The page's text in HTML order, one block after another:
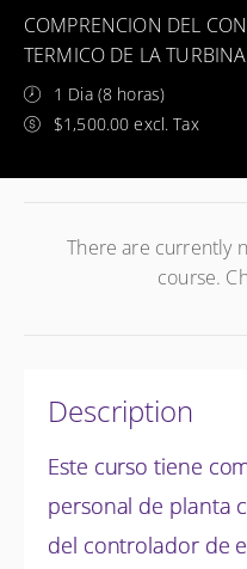
COMPRENCION DEL
TERMICO DE LA
1 Dia (8 horas)
$1,500.00 excl. Tax
There are currently
course.
Description
Este curso tiene
personal de planta
del controlador de